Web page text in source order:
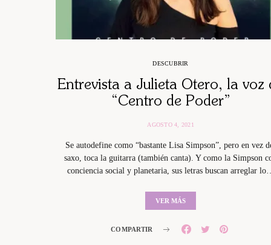
DESCUBRIR
Entrevista a Julieta Otero, la voz
“Centro de Poder”
AGOSTO 4, 2021
Se autodefine como “bastante Lisa Simpson”, pero en vez
saxo, toca la guitarra (también canta). Y como la Simpson
conciencia social y planetaria, sus letras buscan arreglar
VER MÁS
COMPARTIR